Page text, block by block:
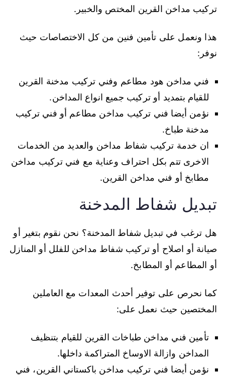
تركيب مداخن القرين المختص والخبير.
هذا ونعمل على تأمين فنين من كل الاختصاصات حيث
نوفر:
فني مداخن هود مطاعم وفني تركيب مدخنة القرين
للقيام بتمديد أو تركيب جميع انواع المداخن.
نؤمن أيضا فني تركيب مداخن مطاعم أو فني تركيب
مدخنة طباخ.
ان خدمة تركيب شفاط مداخن والعديد من الخدمات
الاخرى تتم بكل احتراف وعناية مع فني تركيب مداخن
مطابخ أو فني مداخن القرين.
تبديل شفاط المدخنة
هل ترغب في تبديل شفاط المدخنة؟ نحن نقوم بتغير أو
صيانة أو اصلاح أو تركيب شفاط مداخن للفلل أو المنازل
أو المطاعم أو المطابخ.
كما نحرص على توفير أحدث المعدات مع العاملين
المختصين حيث نعمل على:
تأمين فني مداخن طباخات القرين للقيام بتنظيف
المداخن وازالة الاوساخ المتراكمة داخلها.
نؤمن أيضا فني تركيب مداخن باكستاني القرين، فني